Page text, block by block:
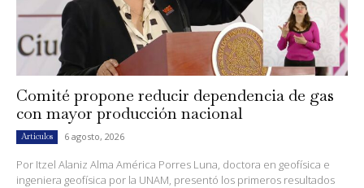
Comité propone reducir dependencia de gas
con mayor producción nacional
Artículos 6 agosto, 2026
Por Itzel Alaniz Alma América Porres Luna, doctora en geofísica e
ingeniera geofísica por la UNAM, presentó los primeros resultados